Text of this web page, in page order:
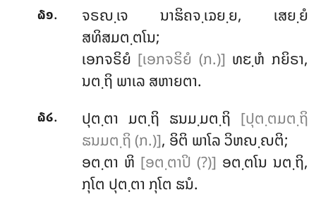
໖໑.
ຈຣຎ຺ເຈ ນາຘິຄຈ຺ເຉຍ຺ຍ, ເສຍ຺ຍໍ
ສທິສມຕ຺ຕໂນ;
ເອກຈຣິຍໍ [ເອກຈຣິຍໍ (ກ.)] ທຬ຺ຫໍ ກຍິຣາ,
ນຕ຺ຖິ ພາເລ ສຫາຍຕາ.
໖໒. ປຸຕ຺ຕາ ມຕ຺ຖິ ຘນມ຺ມຕ຺ຖິ [ປຸຕ຺ຕມຕ຺ຖິ
ຘນມຕ຺ຖິ (ກ.)], ອິຕິ ພາໂລ ວິຫຎ຺ຎຕິ;
ອຕ຺ຕາ ຫິ [ອຕ຺ຕາປິ (?)] ອຕ຺ຕໂນ ນຕ຺ຖິ,
ກຸໂຕ ປຸຕ຺ຕາ ກຸໂຕ ຘນໍ.